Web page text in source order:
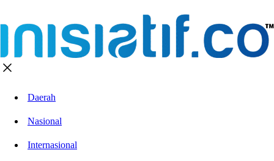
Daerah
Nasional
Internasional